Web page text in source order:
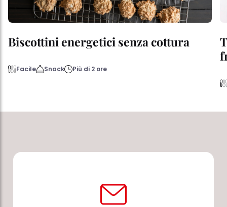
Biscottini energetici senza cottura
Facile Snack Più di 2 ore